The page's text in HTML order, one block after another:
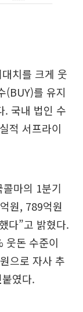
치를 크게 웃
(BUY)를 유지
. 국내 법인 수
적 서프라이
마의 1분기
원, 789억원
다”고 밝혔다.
웃돈 수준이
으로 자사 추
였다.